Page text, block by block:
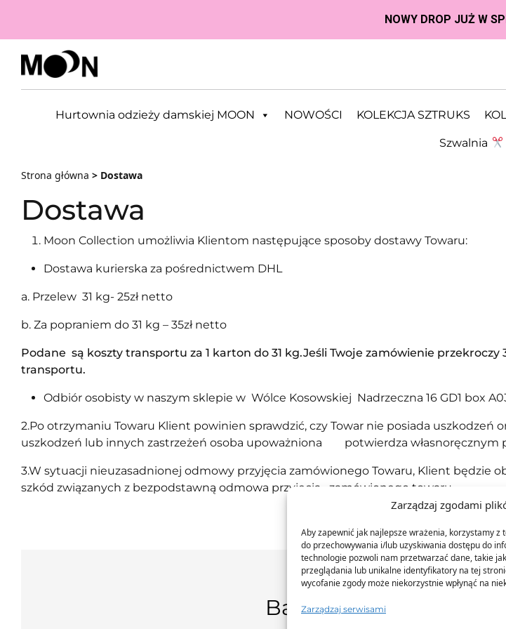
Zarządzaj zgodami
Aby zapewnić jak najlepsze wrażenia, korzystamy z
do przechowywania i/lub uzyskiwania dostępu do
technologie pozwoli nam przetwarzać dane, takie
przeglądania lub unikalne identyfikatory na tej
wycofanie zgody może niekorzystnie wpłynąć na
Zarządzaj serwisami
Przejdź do zawartości
Hurtownia odzieży damskiej MOON NOWOŚCI KOLEKCJA SZTRUKS
Szwalnia
Strona główna > Dostawa
Dostawa
Moon Collection umożliwia Klientom następujące sposoby dostawy Towaru:
Dostawa kurierska za pośrednictwem DHL
a. Przelew 31 kg- 25zł netto
b. Za popraniem do 31 kg – 35zł netto
Podane są koszty transportu za 1 karton do 31 kg.Jeśli Twoje zamówienie
transportu.
Odbiór osobisty w naszym sklepie w Wólce Kosowskiej Nadrzeczna 16 GD1 box
2.Po otrzymaniu Towaru Klient powinien sprawdzić, czy Towar nie posiada
uszkodzeń lub innych zastrzeżeń osoba upoważniona potwierdza własnoręcznym
3.W sytuacji nieuzasadnionej odmowy przyjęcia zamówionego Towaru, Klient będzie
szkód związanych z bezpodstawną odmowa przyjęcia zamówionego towaru.
Bądź zawsze o krok